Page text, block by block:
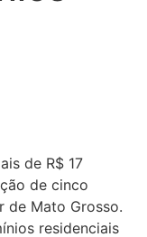
de R$ 17
de cinco
de Mato Grosso.
residenciais